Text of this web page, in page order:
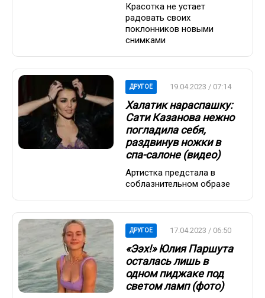
Красотка не устает
радовать своих
поклонников новыми
снимками
ДРУГОЕ 19.04.2023 / 07:14
Халатик нараспашку:
Сати Казанова нежно
погладила себя,
раздвинув ножки в
спа-салоне (видео)
Артистка предстала в
соблазнительном образе
ДРУГОЕ 17.04.2023 / 06:50
«Ээх!» Юлия Паршута
осталась лишь в
одном пиджаке под
светом ламп (фото)